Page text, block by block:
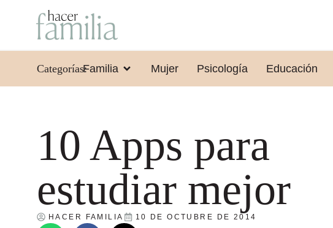
Categorías:Familia Mujer Psicología Educación
10 Apps para
estudiar mejor
HACER FAMILIA 10 DE OCTUBRE DE 2014